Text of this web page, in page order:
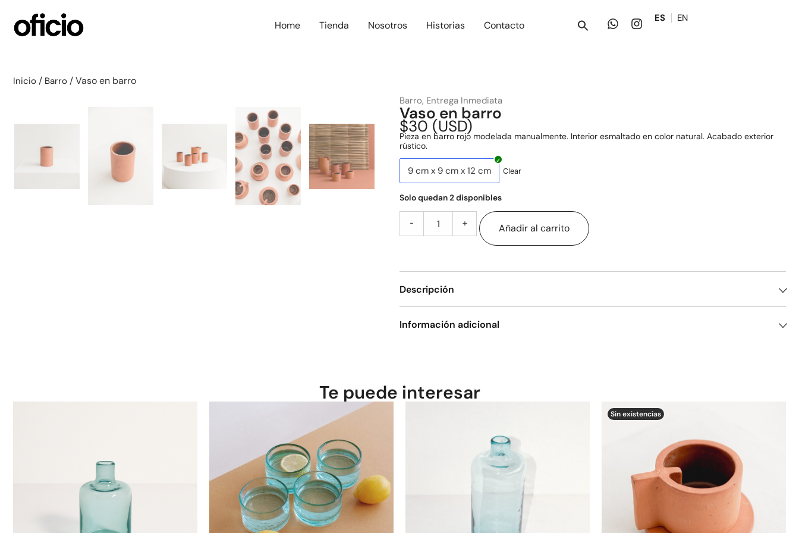
Home Tienda Nosotros Historias Contacto
ES EN
Inicio / Barro / Vaso en barro
Barro, Entrega Inmediata
Vaso en barro
$30 (USD)
Pieza en barro rojo modelada manualmente. Interior esmaltado en color natural. Acabado exterior
rústico.
9 cm x 9 cm x 12 cm Clear
Solo quedan 2 disponibles
- + Añadir al carrito
Descripción
Información adicional
Te puede interesar
Sin existencias